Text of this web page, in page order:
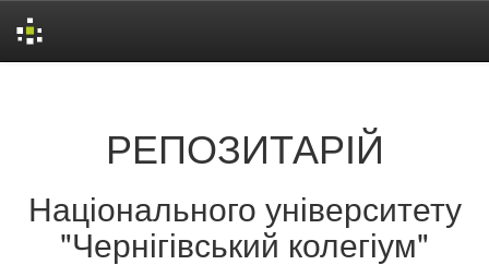
РЕПОЗИТАРІЙ
Національного університету
"Чернігівський колегіум"